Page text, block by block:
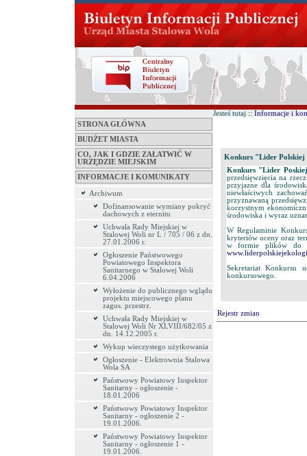
STRONA GŁÓWNA
BUDŻET MIASTA
CO, JAK I GDZIE ZAŁATWIĆ W
URZĘDZIE MIEJSKIM
INFORMACJE I KOMUNIKATY
Archiwum
Dofinansowanie wymiany pokryć
dachowych z eternitu
Uchwała Rady Miejskiej w
Stalowej Woli nr L / 705 / 06 z dn.
27.01.2006 r.
Ogłoszenie Państwowego
Powiatowego Inspektora
Sanitarnego w Stalowej Woli
6.04.2006
Wyłożenie do publicznego wglądu
projektu miejscowego planu
zagos. przestrz.
Uchwała Rady Miejskiej w
Stalowej Woli Nr XLVIII/682/05 z
dn. 14.12.2005 r.
Wykup wieczystego użytkowania
Ogłoszenie - Elektrownia Stalowa
Wola SA
Państwowy Powiatowy Inspektor
Sanitarny - ogłoszenie -
18.01.2006
Państwowy Powiatowy Inspektor
Sanitarny - ogłoszenie 2 -
19.01.2006.
Państwowy Powiatowy Inspektor
Sanitarny - ogłoszenie 1 -
19.01.2006.
Jesteś tutaj :: Informacje i
Konkurs "Lider Polskiej
Konkurs "Lider
przedsięwzięcia na
przyjazne dla
niewłaściwych
przyznawaną
korzystnym
środowiska i wyraz
W Regulaminie
kryteriów oceny oraz
w formie plików do
Sekretariat Konkursu
konkursowego.
Rejestr zmian